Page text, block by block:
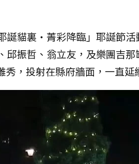
誕貓裏·菁彩降臨」耶誕節
振哲、翁立友，及樂團吉那
，投射在縣府牆面，一直延